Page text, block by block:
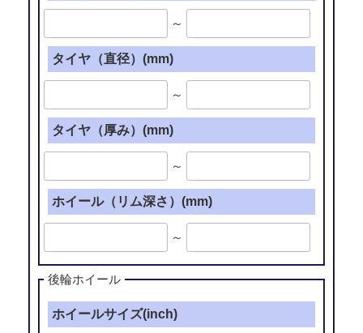
～
タイヤ（直径）(mm)
～
タイヤ（厚み）(mm)
～
ホイール（リム深さ）(mm)
～
後輪ホイール
ホイールサイズ(inch)